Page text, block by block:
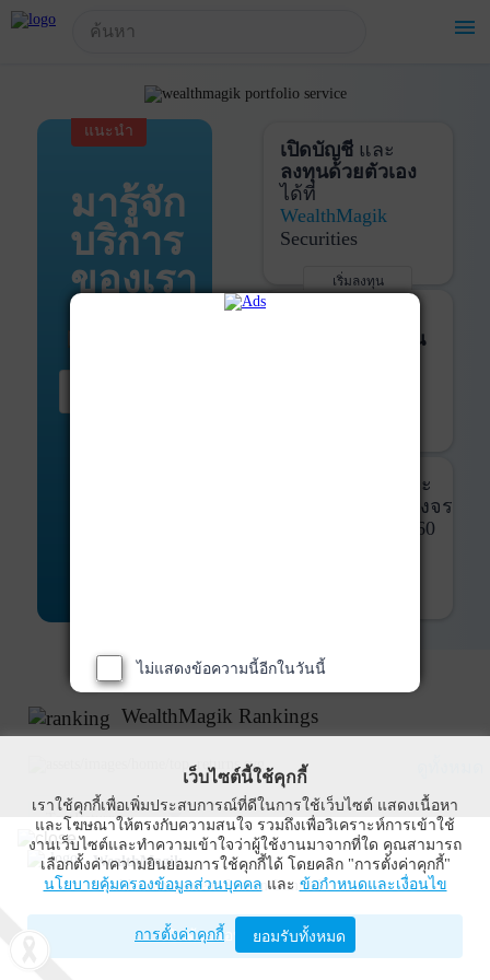
menu
แนะนำ
มารู้จัก
บริการ
ของเรา
เปิดบัญชีและ
ลงทุนด้วยตัวเอง
ได้ที่
WealthMagik
Securities
เริ่มลงทุน
ติดตามการลงทุน
และ
ที่ครบวงจร
360
WealthMagik Rankings
Top Returns
กองทุนตราสารทุน
WealthMagik
Wealth Management System Limited
เปิดด้วยแอป WealthMagik
!-- Start Advertise -->
ไม่แสดงข้อความนี้อีกในวันนี้
เว็บไซต์นี้ใช้คุกกี้
เราใช้คุกกี้เพื่อเพิ่มประสบการณ์ที่ดีในการใช้เว็บไซต์ แสดงเนื้อหา
และโฆษณาให้ตรงกับความสนใจ รวมถึงเพื่อวิเคราะห์การเข้าใช้
งานเว็บไซต์และทำความเข้าใจว่าผู้ใช้งานมาจากที่ใด คุณสามารถ
เลือกตั้งค่าความยินยอมการใช้คุกกี้ได้ โดยคลิก "การตั้งค่าคุกกี้"
นโยบายคุ้มครองข้อมูลส่วนบุคคล และ ข้อกำหนดและเงื่อนไข
การตั้งค่าคุกกี้ ยอมรับทั้งหมด